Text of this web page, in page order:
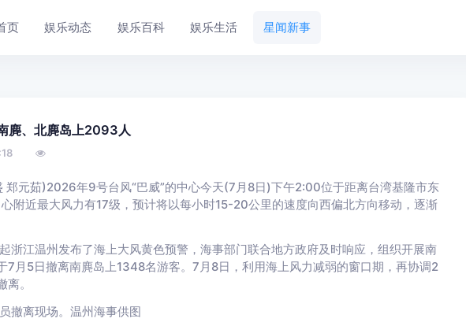
页 娱乐动态 娱乐百科 娱乐生活 星闻新事
麂、北麂岛上2093人
元茹)2026年9号台风“巴威”的中心今天(7月8日)下午2:00位于距离台湾基隆市东
附近最大风力有17级，预计将以每小时15-20公里的速度向西偏北方向移动，逐渐
江温州发布了海上大风黄色预警，海事部门联合地方政府及时响应，组织开展南
7月5日撤离南麂岛上1348名游客。7月8日，利用海上风力减弱的窗口期，再协调2
。
撤离现场。温州海事供图